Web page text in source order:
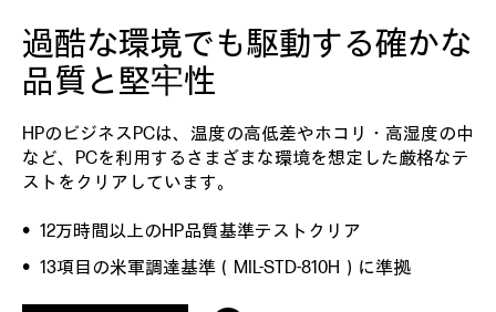
過酷な環境でも駆動する確かな
品質と堅牢性
HPのビジネスPCは、温度の高低差やホコリ・高湿度の中
など、PCを利用するさまざまな環境を想定した厳格なテ
ストをクリアしています。
12万時間以上のHP品質基準テストクリア
13項目の米軍調達基準（MIL-STD-810H）に準拠